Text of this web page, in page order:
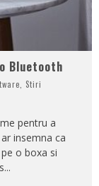
Bluetooth
, Stiri
pentru a
insemna ca
o boxa si
...